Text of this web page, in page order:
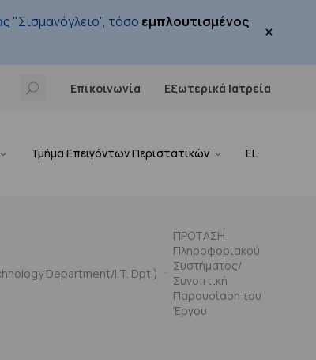
"Σισμανόγλειο", τόσο εμπλουτισμένος
×
Επικοινωνία Εξωτερικά Ιατρεία
Τμήμα Επειγόντων Περιστατικών EL
Department/I.T. Dpt.)
ΠΡΟΤΑΣΗ
Πληροφοριακού
Συστήματος/
Συνοπτική
Παρουσίαση του
Έργου